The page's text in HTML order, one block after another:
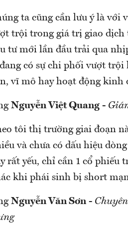
ta cũng cần lưu ý là với
trội trong giá trị giao
tư mới lần đầu trải qua
có sự chi phối vượt
vĩ mô hay hoạt động kinh
Nguyễn Việt Quang -
tôi thị trường giai đoạn
và chưa có dấu hiệu
rất yếu, chỉ cần 1 cổ phiếu
khi phái sinh bị short
Nguyễn Văn Sơn-